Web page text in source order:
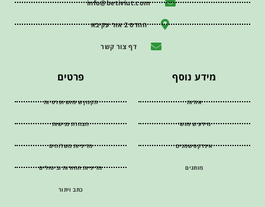
info@betiviut.com
ההדס 2 אור עקיבא
דף צור קשר
מידע נוסף
אודות
מידע שימושי
אינדקס שמנים
מותגים
פרטים
תקנון שימוש ופרטיות
הצהרת נגישות
מדיניות משלוחים
מדיניות החזרות וביטולים
כתב ויתור